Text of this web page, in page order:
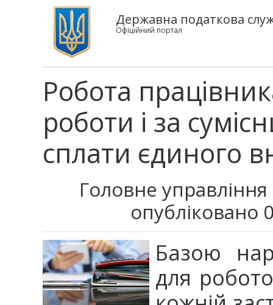
Державна податкова
Офіційний портал
Робота
роботи і за
сплати єдиного
Головне управління
опубліковано
Базою
для